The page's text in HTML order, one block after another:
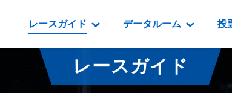
レースガイド
レース情報
データルーム
データルーム
騎手・調教師紹介
映像コンテンツ
重賞競走VTR
投
門別競馬
門別競馬
レースガイド